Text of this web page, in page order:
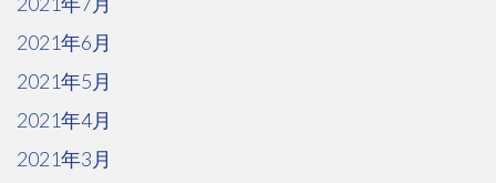
2021年6月
2021年5月
2021年4月
2021年3月